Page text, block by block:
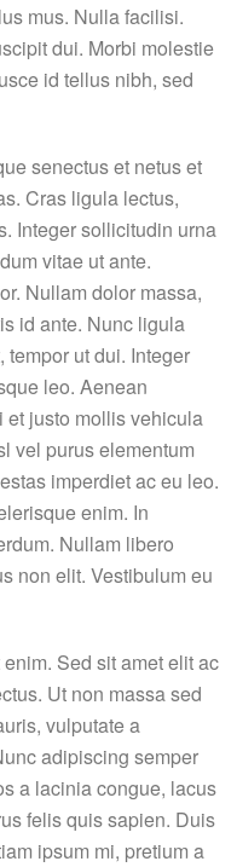
mus. Nulla facilisi.
dui. Morbi molestie
id tellus nibh, sed
senectus et netus et
Cras ligula lectus,
Integer sollicitudin urna
vitae ut ante.
Nullam dolor massa,
id ante. Nunc ligula
ut dui. Integer
leo. Aenean
et justo mollis vehicula
vel purus elementum
imperdiet ac eu leo.
enim. In
Nullam libero
non elit. Vestibulum eu
Sed sit amet elit ac
Ut non massa sed
vulputate a
adipiscing semper
a lacinia congue, lacus
felis quis sapien. Duis
ipsum mi, pretium a